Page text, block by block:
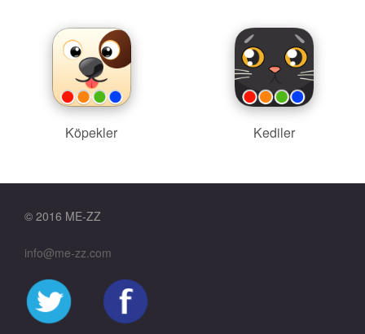
Köpekler Kediler
© 2016 ME-ZZ
info@me-zz.com